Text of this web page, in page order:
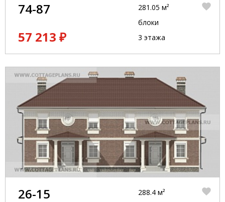
74-87
57 213 ₽
281.05 м²
блоки
3 этажа
26-15
288.4 м²